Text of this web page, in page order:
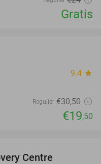
Gratis
9.4 star
Regulier €30,50
€19,50
Centre